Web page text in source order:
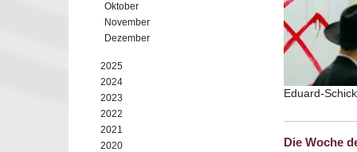
Oktober
November
Dezember
2025
2024
2023
2022
2021
2020
Eduard-
Die Woche